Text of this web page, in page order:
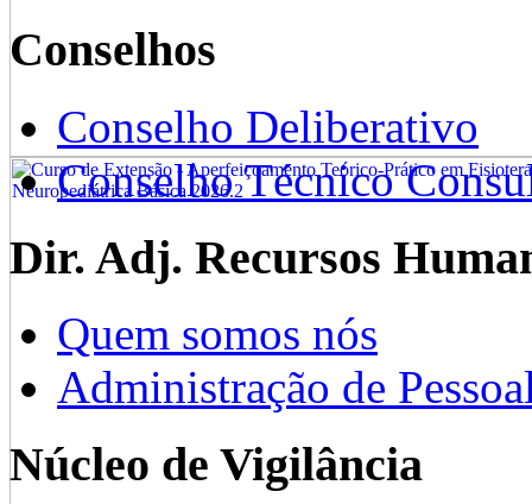
Conselhos
Conselho Deliberativo
Conselho Técnico
Dir. Adj. Recursos
Quem somos nós
Administração de
Núcleo de Vigilância